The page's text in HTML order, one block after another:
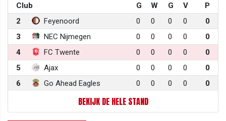
Club G W G V
P
2
Feyenoord 0 0 0 0
0
3
NEC Nijmegen 0 0 0 0
0
4
FC Twente 0 0 0 0
0
5
Ajax 0 0 0 0
0
6
Go Ahead Eagles 0 0 0 0 0
BEKIJK DE HELE STAND